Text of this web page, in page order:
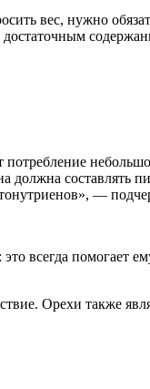
вес, нужно
составлять
—
всегда помогает
Орехи также